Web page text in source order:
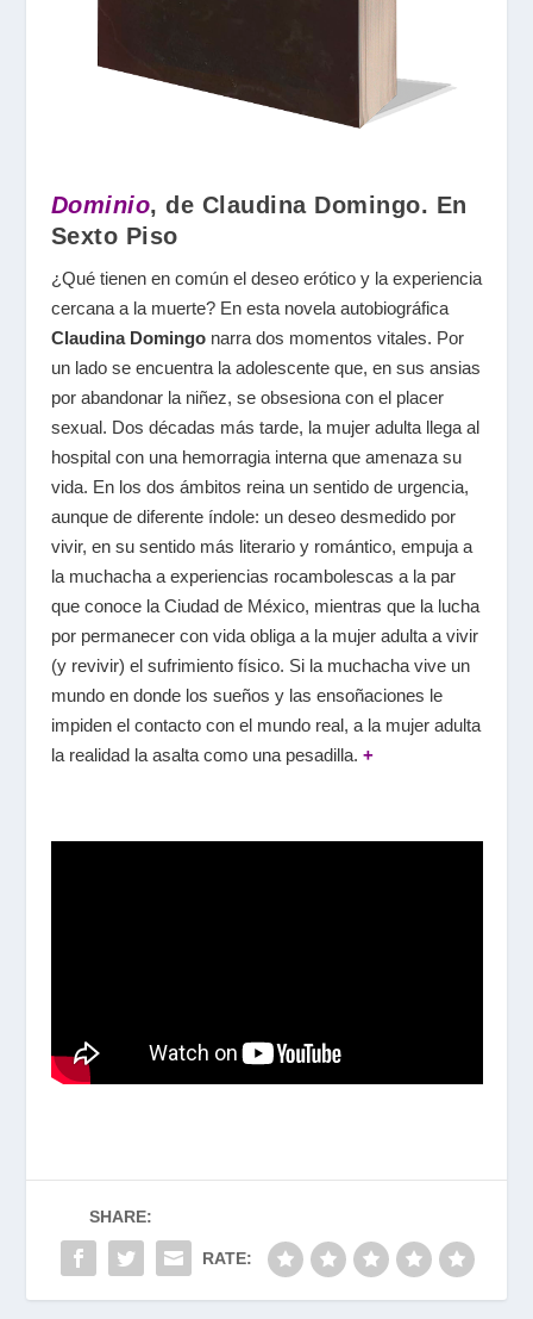
Dominio, de Claudina Domingo. En
Sexto Piso
¿Qué tienen en común el deseo erótico y la experiencia
cercana a la muerte? En esta novela autobiográfica
Clau­dina Domingonarra dos momentos vitales. Por
un lado se encuentra la adolescente que, en sus ansias
por abandonar la niñez, se obsesiona con el placer
sexual. Dos décadas más tarde, la mujer adulta llega al
hospital con una hemo­rragia interna que amenaza su
vida. En los dos ámbitos reina un sentido de urgencia,
aunque de diferente índole: un deseo desmedido por
vivir, en su sentido más litera­rio y romántico, empuja a
la muchacha a experiencias rocambolescas a la par
que conoce la Ciudad de México, mientras que la lucha
por permanecer con vida obliga a la mujer adulta a vivir
(y revivir) el sufrimiento físico. Si la muchacha vive un
mundo en donde los sueños y las ensoñaciones le
impiden el contacto con el mundo real, a la mujer adulta
la realidad la asalta como una pesadilla. +
SHARE:
RATE: